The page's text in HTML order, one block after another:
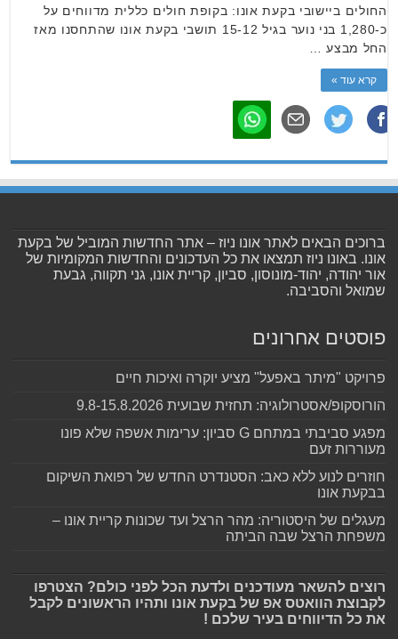
החולים ביישובי בקעת אונו: בקופת חולים כללית מדווחים על
כ-1,280 בני נוער בגיל 15-12 תושבי בקעת אונו שהתחסנו מאז
החל מבצע …
קרא עוד »
ברוכים הבאים לאתר אונו ניוז – אתר החדשות המוביל של בקעת
אונו. באונו ניוז תמצאו את כל העדכונים והחדשות המקומיות של
אור יהודה, יהוד-מונוסון, סביון, קריית אונו, גני תקווה, גבעת
שמואל והסביבה.
פוסטים אחרונים
פרויקט "מיתר באפעל" מציע יוקרה ואיכות חיים
הורוסקופ/אסטרולוגיה: תחזית שבועית 9.8-15.8.2026
מפגע סביבתי במתחם G סביון: ערימות אשפה שלא פונו
מעוררות זעם
חוזרים לנוע ללא כאב: הסטנדרט החדש של רפואת השיקום
בבקעת אונו
מעגלים של היסטוריה: מהר הרצל ועד שכונות קריית אונו –
משפחת הרצל שבה הביתה
רוצים להשאר מעודכנים ולדעת הכל לפני כולם? הצטרפו
לקבוצת הוואטס אפ של בקעת אונו ותהיו הראשונים לקבל
את כל הדיווחים בעיר שלכם !